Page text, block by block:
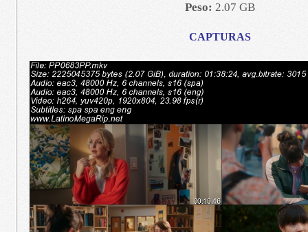
Peso: 2.07 GB
CAPTURAS